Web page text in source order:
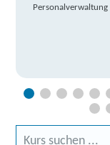
Personalverwaltung